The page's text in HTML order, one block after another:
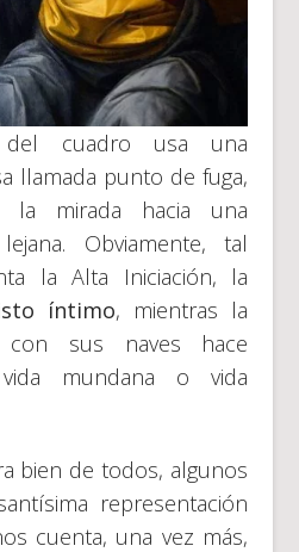
del cuadro usa una
llamada punto de fuga,
la mirada hacia una
Obviamente, tal
la Alta Iniciación, la
íntimo, mientras la
con sus naves hace
mundana o vida
bien de todos, algunos
representación
cuenta, una vez más,